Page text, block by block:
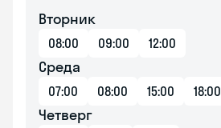
Вторник
08:00 09:00 12:00
Среда
07:00 08:00 15:00 18:00
Четверг